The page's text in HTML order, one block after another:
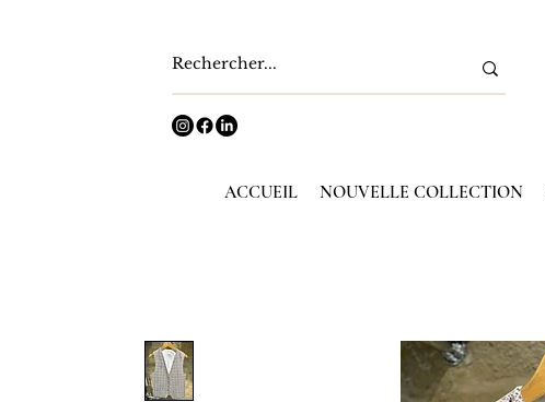
ACCUEIL NOUVELLE COLLECTION